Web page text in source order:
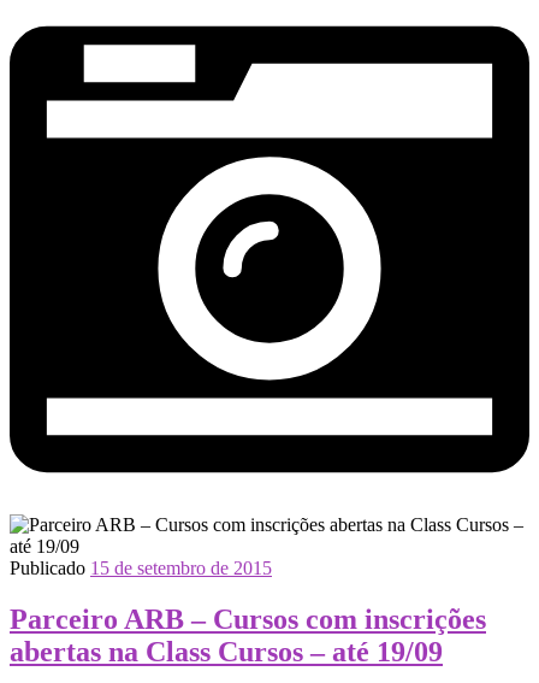
Publicado 15 de setembro de 2015
Parceiro ARB – Cursos com inscrições
abertas na Class Cursos – até 19/09